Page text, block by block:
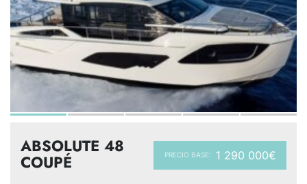
PRECIO BASE: 1 290 000€
ABSOLUTE 48
COUPÉ